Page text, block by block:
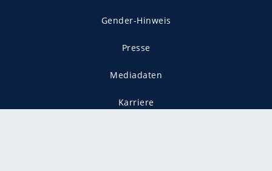
Gender-Hinweis
Presse
Mediadaten
Karriere